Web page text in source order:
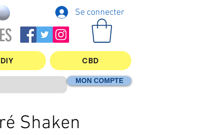
Se connecter
DIY CBD
MON COMPTE
Shaken